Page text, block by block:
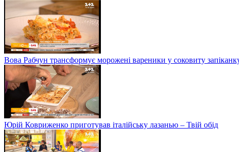
Вова Рабчун трансформує морожені вареники у соковиту
Юрій Ковриженко приготував італійську лазанью – Твій обід